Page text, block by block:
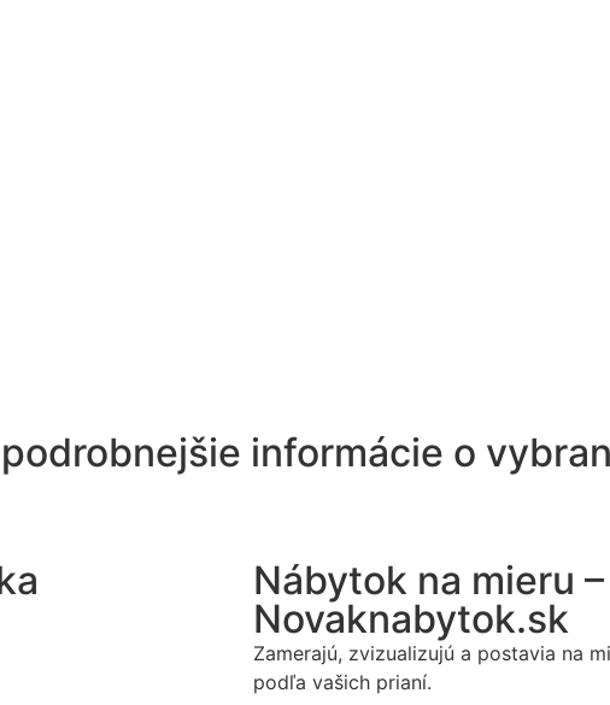
informácie o
Nábytok na mieru –
Novaknabytok.sk
Zamerajú, zvizualizujú a postavia na
podľa vašich prianí.